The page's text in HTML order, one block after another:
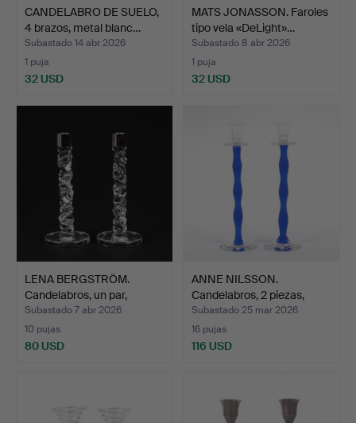
CANDELABRO DE SUELO,
4 brazos, metal blanc…
Subastado 14 abr 2026
1 puja
32 USD
MATS JONASSON. Faroles
tipo vela «DeLight»…
Subastado 8 abr 2026
1 puja
32 USD
LENA BERGSTRÖM.
Candelabros, un par,
«Cara…
Subastado 7 abr 2026
10 pujas
80 USD
ANNE NILSSON.
Candelabros, 2 piezas,
«Cele…
Subastado 25 mar 2026
16 pujas
116 USD